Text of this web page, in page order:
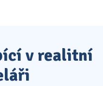
v realitní